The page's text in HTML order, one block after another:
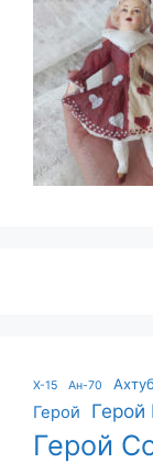
X-15 Ан-70
Герой Герой
Герой